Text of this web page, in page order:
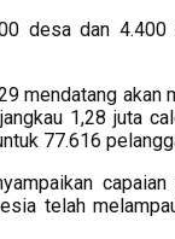
desa dan
mendatang akan
1,28 juta
77.616
telah